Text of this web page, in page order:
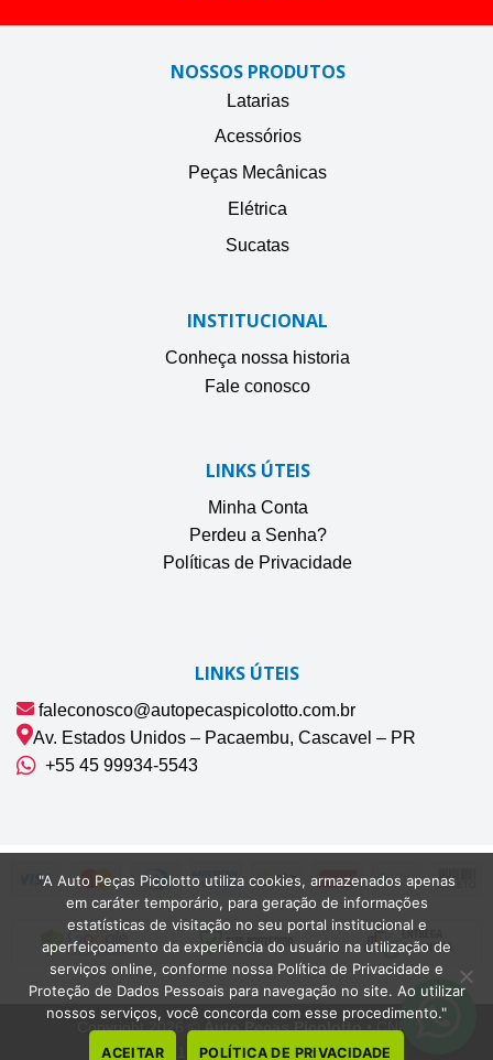
NOSSOS PRODUTOS
Latarias
Acessórios
Peças Mecânicas
Elétrica
Sucatas
INSTITUCIONAL
Conheça nossa historia
Fale conosco
LINKS ÚTEIS
Minha Conta
Perdeu a Senha?
Políticas de Privacidade
LINKS ÚTEIS
faleconosco@autopecaspicolotto.com.br
Av. Estados Unidos – Pacaembu, Cascavel – PR
+55 45 99934‑5543‬
Copyright 2026 ©Auto Peças Picolotto• CNPJ
42.075.132/0001-22 | Cascavel-PR
"A Auto Peças Picolotto utiliza cookies, armazenados apenas
em caráter temporário, para geração de informações
estatísticas de visitação no seu portal institucional e
aperfeiçoamento da experiência do usuário na utilização de
serviços online, conforme nossa Política de Privacidade e
Proteção de Dados Pessoais para navegação no site. Ao utilizar
nossos serviços, você concorda com esse procedimento."
ACEITAR POLÍTICA DE PRIVACIDADE